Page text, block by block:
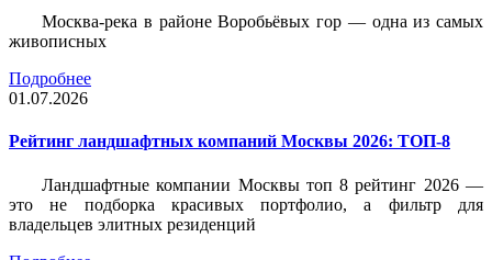
Москва-река в районе Воробьёвых гор — одна из самых
живописных
Подробнее
01.07.2026
Рейтинг ландшафтных компаний Москвы 2026: ТОП-8
Ландшафтные компании Москвы топ 8 рейтинг 2026 —
это не подборка красивых портфолио, а фильтр для
владельцев элитных резиденций